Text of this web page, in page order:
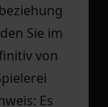
Sie im
von
Es